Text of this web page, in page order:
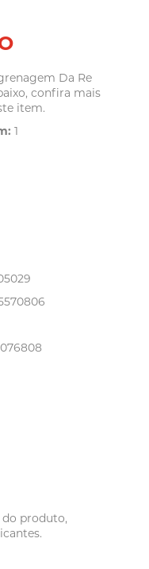
Da Re
confira mais
item.
1
produto,